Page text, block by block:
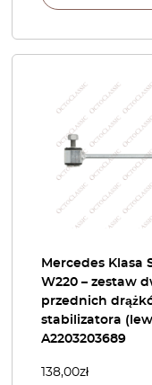
Mercedes Klasa
W220 – zestaw
przednich
stabilizatora
A2203203689
138,00zł